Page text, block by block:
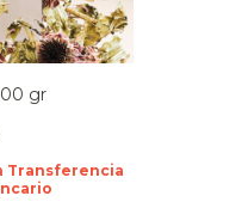
gr
Transferencia